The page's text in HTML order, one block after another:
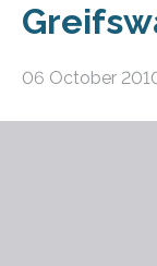
06 October